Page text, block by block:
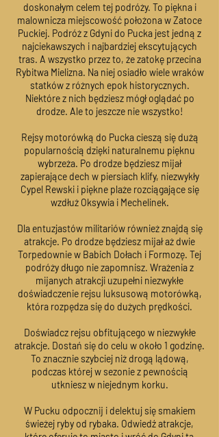
doskonałym celem tej podróży. To piękna i
malownicza miejscowość położona w Zatoce
Puckiej. Podróż z Gdyni do Pucka jest jedną z
najciekawszych i najbardziej ekscytujących
tras. A wszystko przez to, że zatokę przecina
Rybitwa Mielizna. Na niej osiadło wiele wraków
statków z różnych epok historycznych.
Niektóre z nich będziesz mógł oglądać po
drodze. Ale to jeszcze nie wszystko!
Rejsy motorówką do Pucka cieszą się dużą
popularnością dzięki naturalnemu pięknu
wybrzeża. Po drodze będziesz mijał
zapierające dech w piersiach klify, niezwykły
Cypel Rewski i piękne plaże rozciągające się
wzdłuż Oksywia i Mechelinek.
Dla entuzjastów militariów również znajdą się
atrakcje. Po drodze będziesz mijał aż dwie
Torpedownie w Babich Dołach i Formozę. Tej
podróży długo nie zapomnisz. Wrażenia z
mijanych atrakcji uzupełni niezwykłe
doświadczenie rejsu luksusową motorówką,
która rozpędza się do dużych prędkości.
Doświadcz rejsu obfitującego w niezwykłe
atrakcje. Dostań się do celu w około 1 godzinę.
To znacznie szybciej niż drogą lądową,
podczas której w sezonie z pewnością
utkniesz w niejednym korku.
W Pucku odpocznij i delektuj się smakiem
świeżej ryby od rybaka. Odwiedź atrakcje,